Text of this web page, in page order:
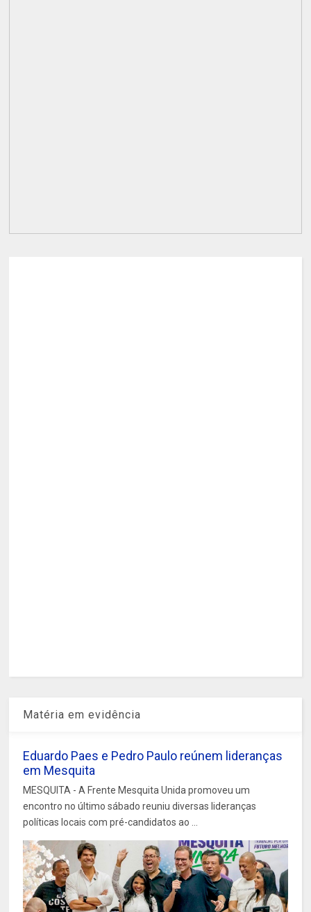
Matéria em evidência
Eduardo Paes e Pedro Paulo reúnem lideranças
em Mesquita
MESQUITA - A Frente Mesquita Unida promoveu um
encontro no último sábado reuniu diversas lideranças
políticas locais com pré-candidatos ao ...